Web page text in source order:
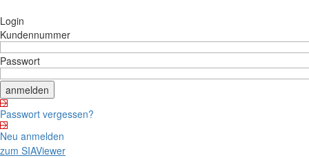
Login
Kundennummer
Passwort
Passwort vergessen?
Neu anmelden
zum SIAViewer